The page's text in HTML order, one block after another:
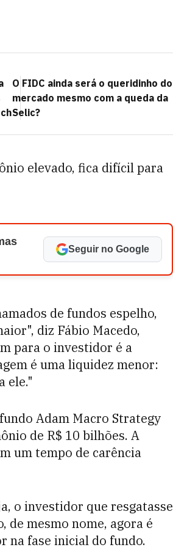
O FIDC ainda será o queridinho do
mercado mesmo com a queda da
Selic?
elevado, fica difícil para
Seguir no Google
de fundos espelho,
diz Fábio Macedo,
para o investidor é a
é uma liquidez menor:
ele."
Adam Macro Strategy
de R$ 10 bilhões. A
um tempo de carência
o investidor que resgatasse
de mesmo nome, agora é
na fase inicial do fundo.